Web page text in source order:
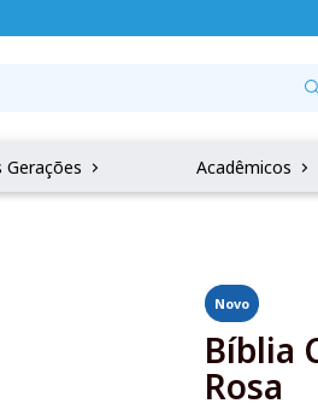
Gerações Acadêmicos
Novo
Bíblia
Rosa